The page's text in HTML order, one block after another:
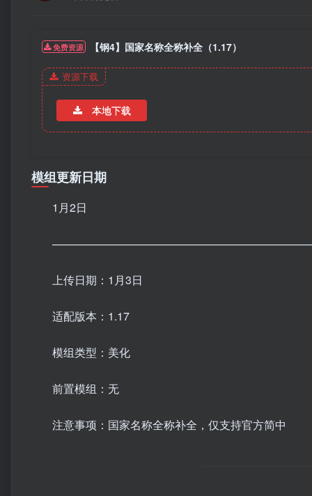
免费资源 【钢4】国家名称全称补全（1.17）
资源下载
本地下载
模组更新日期
1月2日
上传日期：1月3日
适配版本：1.17
模组类型：美化
前置模组：无
注意事项：国家名称全称补全，仅支持官方简中